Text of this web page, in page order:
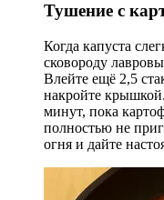
Тушение с
Когда капуста
сковороду
Влейте ещё 2,5
накройте
минут, пока
полностью не
огня и дайте